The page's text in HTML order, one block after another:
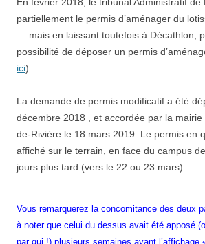
partiellement le permis d’aménager du
… mais en laissant toutefois à Décathlon,
possibilité de déposer un permis
ici).
La demande de permis modificatif a été
décembre 2018 , et accordée par la
de-Rivière le 18 mars 2019. Le permis en
affiché sur le terrain, en face du campus
jours plus tard (vers le 22 ou 23 mars).
Vous remarquerez la concomitance des deux
à noter que celui du dessus avait été apposé
par qui !) plusieurs semaines avant l’affichage